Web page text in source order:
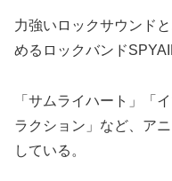
力強いロックサウンド
めるロックバンド
「サムライハート」「
ラクション」など、ア
している。